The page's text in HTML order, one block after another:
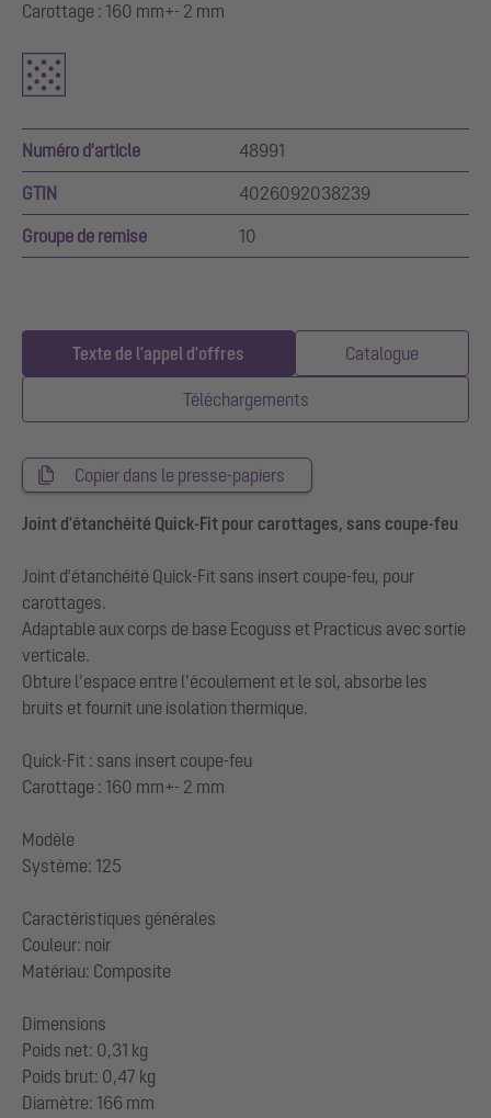
Carottage : 160 mm+- 2 mm
Numéro d'article 48991
GTIN 4026092038239
Groupe de remise 10
Texte de l'appel d'offres Catalogue
Téléchargements
Copier dans le presse-papiers
Joint d'étanchéité Quick-Fit pour carottages, sans coupe-feu
Joint d'étanchéité Quick-Fit sans insert coupe-feu, pour
carottages.
Adaptable aux corps de base Ecoguss et Practicus avec sortie
verticale.
Obture l’espace entre l’écoulement et le sol, absorbe les
bruits et fournit une isolation thermique.
Quick-Fit : sans insert coupe-feu
Carottage : 160 mm+- 2 mm
Modèle
Système: 125
Caractéristiques générales
Couleur: noir
Matériau: Composite
Dimensions
Poids net: 0,31 kg
Poids brut: 0,47 kg
Diamètre: 166 mm